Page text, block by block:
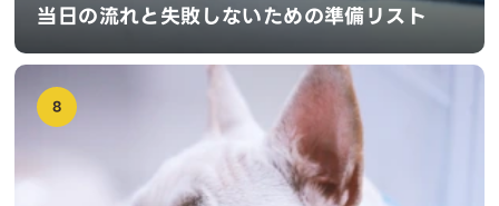
当日の流れと失敗しないための準備リスト
8